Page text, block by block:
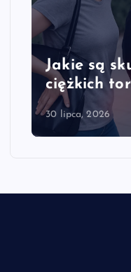
noszenia zbyt
i plecaków